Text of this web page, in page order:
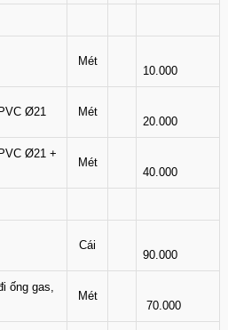
Mét
10.000
Ø21 Mét
20.000
Ø21 +
Mét
40.000
Cái
90.000
ống gas,
Mét
70.000